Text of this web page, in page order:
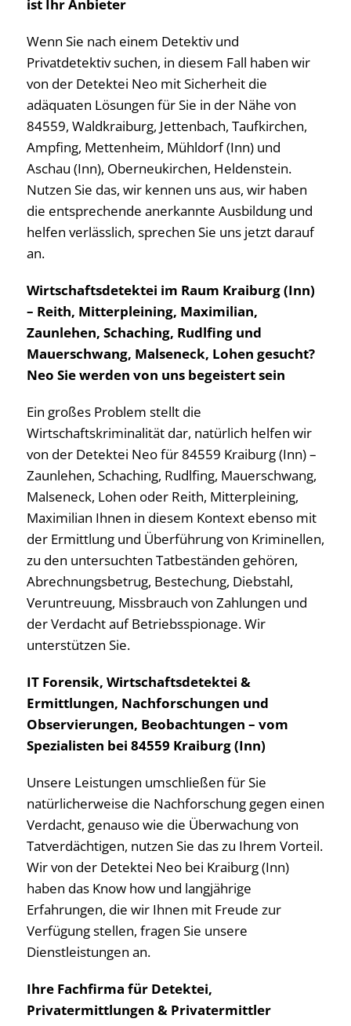
ist Ihr Anbieter
Wenn Sie nach einem Detektiv und
Privatdetektiv suchen, in diesem Fall haben wir
von der Detektei Neo mit Sicherheit die
adäquaten Lösungen für Sie in der Nähe von
84559, Waldkraiburg, Jettenbach, Taufkirchen,
Ampfing, Mettenheim, Mühldorf (Inn) und
Aschau (Inn), Oberneukirchen, Heldenstein.
Nutzen Sie das, wir kennen uns aus, wir haben
die entsprechende anerkannte Ausbildung und
helfen verlässlich, sprechen Sie uns jetzt darauf
an.
Wirtschaftsdetektei im Raum Kraiburg (Inn)
– Reith, Mitterpleining, Maximilian,
Zaunlehen, Schaching, Rudlfing und
Mauerschwang, Malseneck, Lohen gesucht?
Neo Sie werden von uns begeistert sein
Ein großes Problem stellt die
Wirtschaftskriminalität dar, natürlich helfen wir
von der Detektei Neo für 84559 Kraiburg (Inn) –
Zaunlehen, Schaching, Rudlfing, Mauerschwang,
Malseneck, Lohen oder Reith, Mitterpleining,
Maximilian Ihnen in diesem Kontext ebenso mit
der Ermittlung und Überführung von Kriminellen,
zu den untersuchten Tatbeständen gehören,
Abrechnungsbetrug, Bestechung, Diebstahl,
Veruntreuung, Missbrauch von Zahlungen und
der Verdacht auf Betriebsspionage. Wir
unterstützen Sie.
IT Forensik, Wirtschaftsdetektei &
Ermittlungen, Nachforschungen und
Observierungen, Beobachtungen – vom
Spezialisten bei 84559 Kraiburg (Inn)
Unsere Leistungen umschließen für Sie
natürlicherweise die Nachforschung gegen einen
Verdacht, genauso wie die Überwachung von
Tatverdächtigen, nutzen Sie das zu Ihrem Vorteil.
Wir von der Detektei Neo bei Kraiburg (Inn)
haben das Know how und langjährige
Erfahrungen, die wir Ihnen mit Freude zur
Verfügung stellen, fragen Sie unsere
Dienstleistungen an.
Ihre Fachfirma für Detektei,
Privatermittlungen & Privatermittler